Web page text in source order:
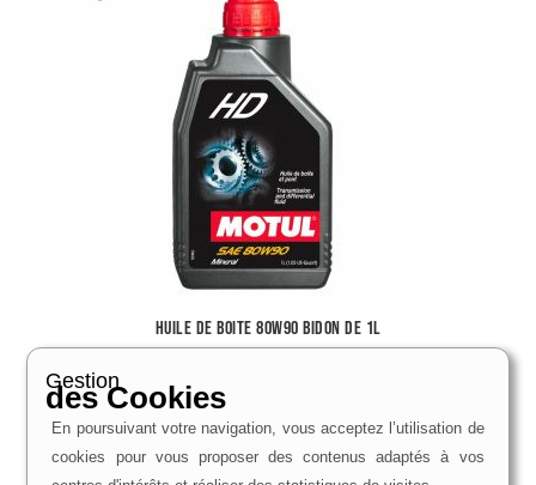
huile de boite 80W90 bidon de 1L
Voir le produit
Gestion
des Cookies
En poursuivant votre navigation, vous acceptez l’utilisation de
cookies pour vous proposer des contenus adaptés à vos